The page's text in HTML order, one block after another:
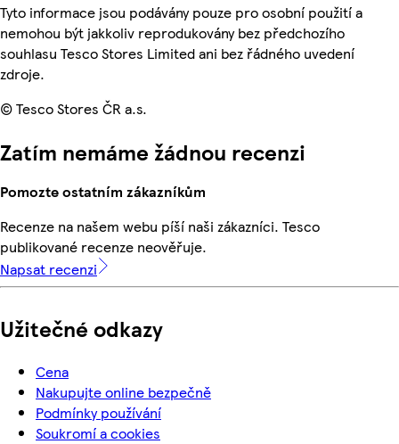
Tyto informace jsou podávány pouze pro osobní použití a
nemohou být jakkoliv reprodukovány bez předchozího
souhlasu Tesco Stores Limited ani bez řádného uvedení
zdroje.
© Tesco Stores ČR a.s.
Zatím nemáme žádnou recenzi
Pomozte ostatním zákazníkům
Recenze na našem webu píší naši zákazníci. Tesco
publikované recenze neověřuje.
Napsat recenzi
Užitečné odkazy
Cena
Nakupujte online bezpečně
Podmínky používání
Soukromí a cookies